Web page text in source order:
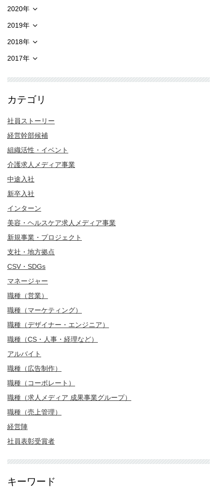
2020年
2019年
2018年
2017年
カテゴリ
社員ストーリー
経営幹部候補
組織活性・イベント
介護求人メディア事業
中途入社
新卒入社
インターン
美容・ヘルスケア求人メディア事業
新規事業・プロジェクト
支社・地方拠点
CSV・SDGs
マネージャー
職種（営業）
職種（マーケティング）
職種（デザイナー・エンジニア）
職種（CS・人事・経理など）
アルバイト
職種（広告制作）
職種（コーポレート）
職種（求人メディア 成果事業グループ）
職種（売上管理）
経営陣
社員表彰受賞者
キーワード